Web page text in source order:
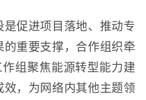
是促进项目落地、推动专
重要支撑，合作组织牵
组聚焦能源转型能力建
，为网络内其他主题领